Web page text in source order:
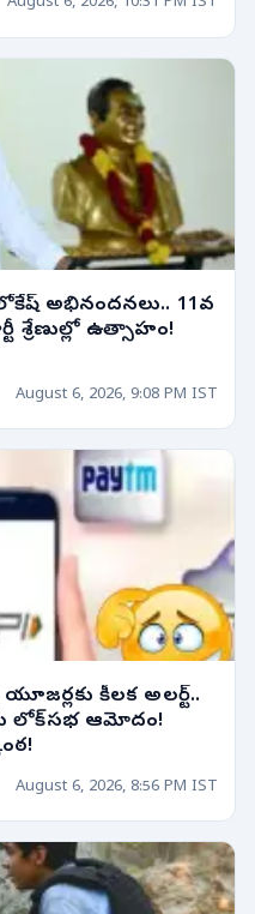
లోకేష్ అభినందనలు.. 11వ
శ్రేణుల్లో ఉత్సాహం!
August 6, 2026, 9:08 PM IST
కీలక అలర్ట్..
లోక్‌సభ ఆమోదం!
August 6, 2026, 8:56 PM IST